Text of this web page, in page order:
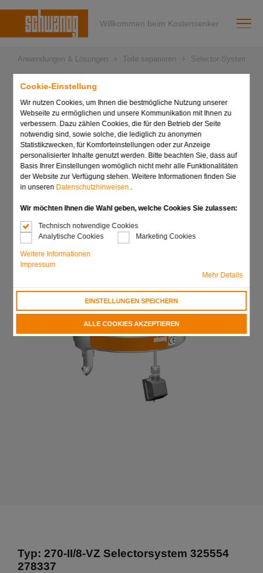
Cookie-Einstellung
Wir nutzen Cookies, um Ihnen die bestmögliche Nutzung unserer
Webseite zu ermöglichen und unsere Kommunikation mit Ihnen zu
verbessern. Dazu zählen Cookies, die für den Betrieb der Seite
notwendig sind, sowie solche, die lediglich zu anonymen
Statistikzwecken, für Komforteinstellungen oder zur Anzeige
personalisierter Inhalte genutzt werden. Bitte beachten Sie, dass auf
Basis Ihrer Einstellungen womöglich nicht mehr alle Funktionalitäten
der Website zur Verfügung stehen. Weitere Informationen finden Sie
in unseren Datenschutzhinweisen..
Wir möchten Ihnen die Wahl geben, welche Cookies Sie zulassen:
Technisch notwendige Cookies
Analytische Cookies
Marketing Cookies
Weitere Informationen
Impressum
Mehr Details
EINSTELLUNGEN SPEICHERN
ALLE COOKIES AKZEPTIEREN
Willkommen beim Kostensenker
Anwendungen & Lösungen Teile separieren Selector-System
Betriebsanleitung Selectoren
Operating Instructions Selector
Instructions
d’utilisation Sélecteur
Typ: 270-II/8-VZ Selectorsystem 325554
278337